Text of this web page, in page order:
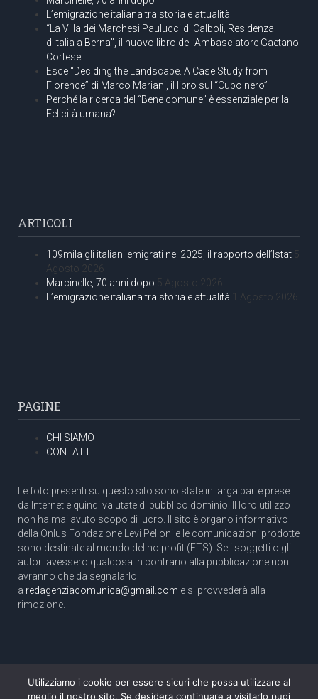
L’emigrazione italiana tra storia e attualità
“La Villa dei Marchesi Paulucci di Calboli, Residenza
d’Italia a Berna”, il nuovo libro dell’Ambasciatore Gaetano
Cortese
Esce “Deciding the Landscape. A Case Study from
Florence” di Marco Mariani, il libro sul “Cubo nero”
Perché la ricerca del “Bene comune” è essenziale per la
Felicità umana?
ARTICOLI
109mila gli italiani emigrati nel 2025, il rapporto dell’Istat 5
Agosto 2026
Marcinelle, 70 anni dopo 5 Agosto 2026
L’emigrazione italiana tra storia e attualità 1 Agosto 2026
PAGINE
CHI SIAMO
CONTATTI
Le foto presenti su questo sito sono state in larga parte prese
da Internet e quindi valutate di pubblico dominio. Il loro utilizzo
non ha mai avuto scopo di lucro. Il sito è organo informativo
della Onlus Fondazione Levi Pelloni e le comunicazioni prodotte
sono destinate al mondo del no profit (ETS). Se i soggetti o gli
autori avessero qualcosa in contrario alla pubblicazione non
avranno che da segnalarlo
a redagenziacomunica@gmail.com e si provvederà alla
rimozione.
Copyright 2003 com.unica - Tutti i diritti riservati
Utilizziamo i cookie per essere sicuri che possa utilizzare al
meglio il nostro sito. Se desidera continuare a visitarlo puoi